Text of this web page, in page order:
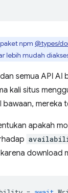
npm @types/
lebih mudah
semua API
kali situs
bawaan, mereka
apakah
download